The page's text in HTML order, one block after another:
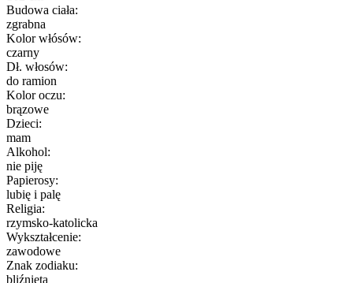
Budowa ciała:
zgrabna
Kolor włósów:
czarny
Dł. włosów:
do ramion
Kolor oczu:
brązowe
Dzieci:
mam
Alkohol:
nie piję
Papierosy:
lubię i palę
Religia:
rzymsko-katolicka
Wykształcenie:
zawodowe
Znak zodiaku:
bliźnięta